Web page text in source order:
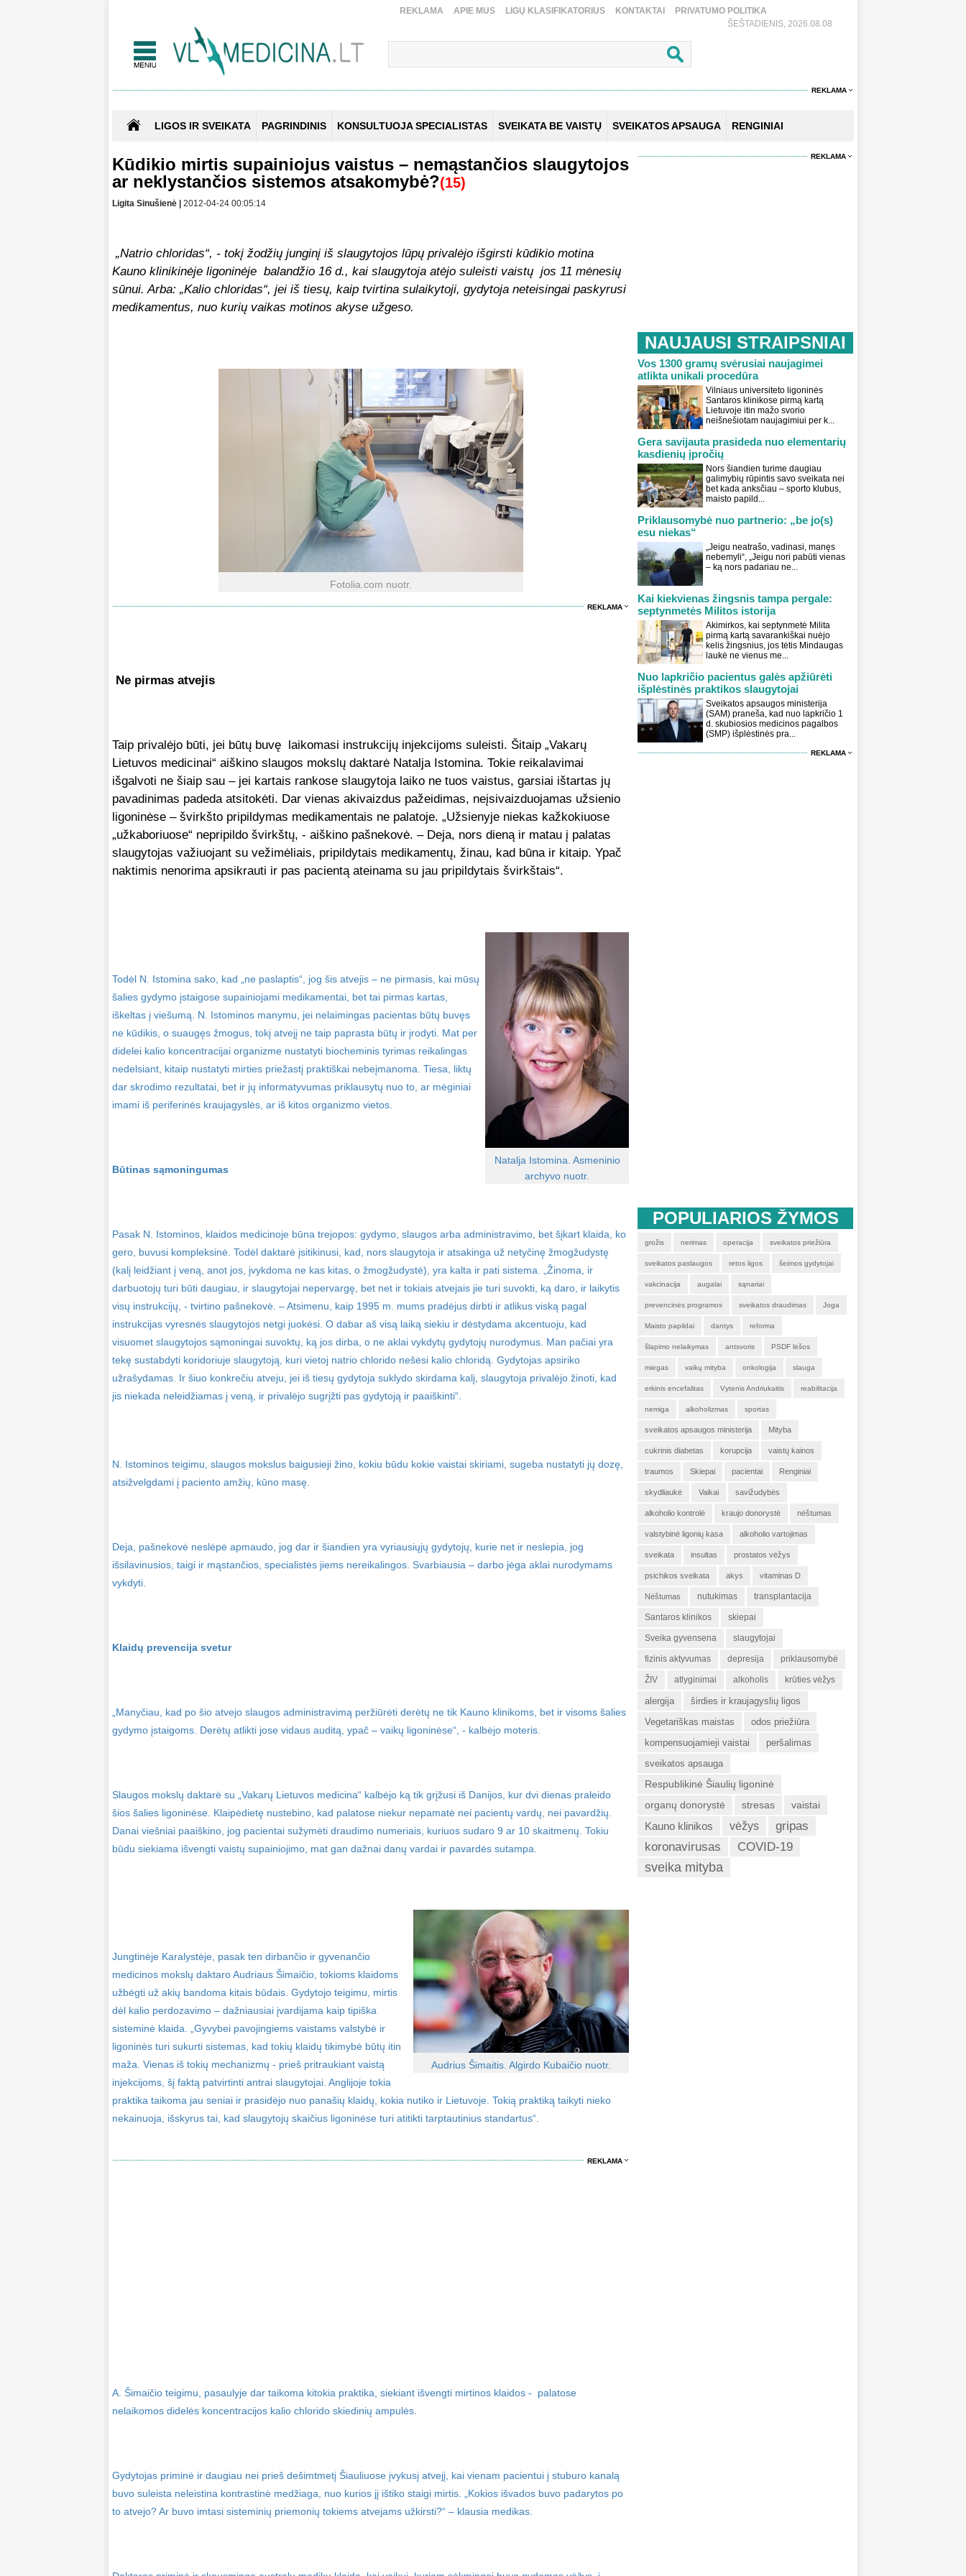
REKLAMA APIE MUS LIGŲ KLASIFIKATORIUS KONTAKTAI
PRIVATUMO POLITIKA
ŠEŠTADIENIS, 2026.08.08
REKLAMA
LIGOS IR SVEIKATA PAGRINDINIS KONSULTUOJA SPECIALISTAS SVEIKATA BE VAISTŲ SVEIKATOS APSAUGA RENGINIAI
Kūdikio mirtis supainiojus vaistus – nemąstančios slaugytojos
ar neklystančios sistemos atsakomybė?(15)
Ligita Sinušienė | 2012-04-24 00:05:14
„Natrio chloridas“, - tokį žodžių junginį iš slaugytojos lūpų privalėjo išgirsti kūdikio motina
Kauno klinikinėje ligoninėje balandžio 16 d., kai slaugytoja atėjo suleisti vaistų jos 11 mėnesių
sūnui. Arba: „Kalio chloridas“, jei iš tiesų, kaip tvirtina sulaikytoji, gydytoja neteisingai paskyrusi
medikamentus, nuo kurių vaikas motinos akyse užgeso.
Fotolia.com nuotr.
REKLAMA
Ne pirmas atvejis
Taip privalėjo būti, jei būtų buvę laikomasi instrukcijų injekcijoms suleisti. Šitaip „Vakarų
Lietuvos medicinai“ aiškino slaugos mokslų daktarė Natalja Istomina. Tokie reikalavimai
išgalvoti ne šiaip sau – jei kartais rankose slaugytoja laiko ne tuos vaistus, garsiai ištartas jų
pavadinimas padeda atsitokėti. Dar vienas akivaizdus pažeidimas, neįsivaizduojamas užsienio
ligoninėse – švirkšto pripildymas medikamentais ne palatoje. „Užsienyje niekas kažkokiuose
„užkaboriuose“ nepripildo švirkštų, - aiškino pašnekovė. – Deja, nors dieną ir matau į palatas
slaugytojas važiuojant su vežimėliais, pripildytais medikamentų, žinau, kad būna ir kitaip. Ypač
naktimis nenorima apsikrauti ir pas pacientą ateinama su jau pripildytais švirkštais“.
Natalja Istomina. Asmeninio
archyvo nuotr.
Todėl N. Istomina sako, kad „ne paslaptis“, jog šis atvejis – ne pirmasis, kai mūsų
šalies gydymo įstaigose supainiojami medikamentai, bet tai pirmas kartas,
iškeltas į viešumą. N. Istominos manymu, jei nelaimingas pacientas būtų buvęs
ne kūdikis, o suaugęs žmogus, tokį atvejį ne taip paprasta būtų ir įrodyti. Mat per
didelei kalio koncentracijai organizme nustatyti biocheminis tyrimas reikalingas
nedelsiant, kitaip nustatyti mirties priežastį praktiškai nebeįmanoma. Tiesa, liktų
dar skrodimo rezultatai, bet ir jų informatyvumas priklausytų nuo to, ar mėginiai
imami iš periferinės kraujagyslės, ar iš kitos organizmo vietos.
Būtinas sąmoningumas
Pasak N. Istominos, klaidos medicinoje būna trejopos: gydymo, slaugos arba administravimo, bet šįkart klaida, ko
gero, buvusi kompleksinė. Todėl daktarė įsitikinusi, kad, nors slaugytoja ir atsakinga už netyčinę žmogžudystę
(kalį leidžiant į veną, anot jos, įvykdoma ne kas kitas, o žmogžudystė), yra kalta ir pati sistema. „Žinoma, ir
darbuotojų turi būti daugiau, ir slaugytojai nepervargę, bet net ir tokiais atvejais jie turi suvokti, ką daro, ir laikytis
visų instrukcijų, - tvirtino pašnekovė. – Atsimenu, kaip 1995 m. mums pradėjus dirbti ir atlikus viską pagal
instrukcijas vyresnės slaugytojos netgi juokėsi. O dabar aš visą laiką siekiu ir dėstydama akcentuoju, kad
visuomet slaugytojos sąmoningai suvoktų, ką jos dirba, o ne aklai vykdytų gydytojų nurodymus. Man pačiai yra
tekę sustabdyti koridoriuje slaugytoją, kuri vietoj natrio chlorido nešėsi kalio chloridą. Gydytojas apsiriko
užrašydamas. Ir šiuo konkrečiu atveju, jei iš tiesų gydytoja suklydo skirdama kalį, slaugytoja privalėjo žinoti, kad
jis niekada neleidžiamas į veną, ir privalėjo sugrįžti pas gydytoją ir paaiškinti“.
N. Istominos teigimu, slaugos mokslus baigusieji žino, kokiu būdu kokie vaistai skiriami, sugeba nustatyti jų dozę,
atsižvelgdami į paciento amžių, kūno masę.
Deja, pašnekovė neslėpė apmaudo, jog dar ir šiandien yra vyriausiųjų gydytojų, kurie net ir neslepia, jog
išsilavinusios, taigi ir mąstančios, specialistės jiems nereikalingos. Svarbiausia – darbo jėga aklai nurodymams
vykdyti.
Klaidų prevencija svetur
„Manyčiau, kad po šio atvejo slaugos administravimą peržiūrėti derėtų ne tik Kauno klinikoms, bet ir visoms šalies
gydymo įstaigoms. Derėtų atlikti jose vidaus auditą, ypač – vaikų ligoninėse“, - kalbėjo moteris.
Slaugos mokslų daktarė su „Vakarų Lietuvos medicina“ kalbėjo ką tik grįžusi iš Danijos, kur dvi dienas praleido
šios šalies ligoninėse. Klaipėdietę nustebino, kad palatose niekur nepamatė nei pacientų vardų, nei pavardžių.
Danai viešniai paaiškino, jog pacientai sužymėti draudimo numeriais, kuriuos sudaro 9 ar 10 skaitmenų. Tokiu
būdu siekiama išvengti vaistų supainiojimo, mat gan dažnai danų vardai ir pavardės sutampa.
Audrius Šimaitis. Algirdo Kubaičio nuotr.
Jungtinėje Karalystėje, pasak ten dirbančio ir gyvenančio
medicinos mokslų daktaro Audriaus Šimaičio, tokioms klaidoms
užbėgti už akių bandoma kitais būdais. Gydytojo teigimu, mirtis
dėl kalio perdozavimo – dažniausiai įvardijama kaip tipiška
sisteminė klaida. „Gyvybei pavojingiems vaistams valstybė ir
ligoninės turi sukurti sistemas, kad tokių klaidų tikimybė būtų itin
maža. Vienas iš tokių mechanizmų - prieš pritraukiant vaistą
injekcijoms, šį faktą patvirtinti antrai slaugytojai. Anglijoje tokia
praktika taikoma jau seniai ir prasidėjo nuo panašių klaidų, kokia nutiko ir Lietuvoje. Tokią praktiką taikyti nieko
nekainuoja, išskyrus tai, kad slaugytojų skaičius ligoninėse turi atitikti tarptautinius standartus“.
REKLAMA
A. Šimaičio teigimu, pasaulyje dar taikoma kitokia praktika, siekiant išvengti mirtinos klaidos - palatose
nelaikomos didelės koncentracijos kalio chlorido skiedinių ampulės.
Gydytojas priminė ir daugiau nei prieš dešimtmetį Šiauliuose įvykusį atvejį, kai vienam pacientui į stuburo kanalą
buvo suleista neleistina kontrastinė medžiaga, nuo kurios jį ištiko staigi mirtis. „Kokios išvados buvo padarytos po
to atvejo? Ar buvo imtasi sisteminių priemonių tokiems atvejams užkirsti?“ – klausia medikas.
REKLAMA
NAUJAUSI STRAIPSNIAI
Vos 1300 gramų svėrusiai naujagimei
atlikta unikali procedūra
Vilniaus universiteto ligoninės
Santaros klinikose pirmą kartą
Lietuvoje itin mažo svorio
neišnešiotam naujagimiui per k...
Gera savijauta prasideda nuo elementarių
kasdienių įpročių
Nors šiandien turime daugiau
galimybių rūpintis savo sveikata nei
bet kada anksčiau – sporto klubus,
maisto papild...
Priklausomybė nuo partnerio: „be jo(s)
esu niekas“
„Jeigu neatrašo, vadinasi, manęs
nebemyli“, „Jeigu nori pabūti vienas
– ką nors padariau ne...
Kai kiekvienas žingsnis tampa pergale:
septynmetės Militos istorija
Akimirkos, kai septynmetė Milita
pirmą kartą savarankiškai nuėjo
kelis žingsnius, jos tėtis Mindaugas
laukė ne vienus me...
Nuo lapkričio pacientus galės apžiūrėti
išplėstinės praktikos slaugytojai
Sveikatos apsaugos ministerija
(SAM) praneša, kad nuo lapkričio 1
d. skubiosios medicinos pagalbos
(SMP) išplėstinės pra...
REKLAMA
POPULIARIOS ŽYMOS
grožis nerimas operacija sveikatos priežiūra
sveikatos paslaugos retos ligos šeimos gydytojai
vakcinacija augalai sąnariai
prevencinės programos sveikatos draudimas Joga
Maisto papildai dantys reforma
šlapimo nelaikymas antsvoris PSDF lėšos
miegas vaikų mityba onkologija slauga
erkinis encefalitas Vytenis Andriukaitis reabilitacija
nemiga alkoholizmas sportas
sveikatos apsaugos ministerija Mityba
cukrinis diabetas korupcija vaistų kainos
traumos Skiepai pacientai Renginiai
skydliaukė Vaikai savižudybės
alkoholio kontrolė kraujo donorystė nėštumas
valstybinė ligonių kasa alkoholio vartojimas
sveikata insultas prostatos vėžys
psichikos sveikata akys vitaminas D
Nėštumas nutukimas transplantacija
Santaros klinikos skiepai
Sveika gyvensena slaugytojai
fizinis aktyvumas depresija priklausomybė
ŽIV atlyginimai alkoholis krūties vėžys
alergija
širdies ir kraujagyslių ligos
Vegetariškas maistas
odos priežiūra
kompensuojamieji vaistai
peršalimas
sveikatos apsauga
Respublikinė Šiaulių ligoninė
organų donorystė
stresas vaistai
Kauno klinikos vėžys
gripas
koronavirusas
COVID-19
sveika mityba